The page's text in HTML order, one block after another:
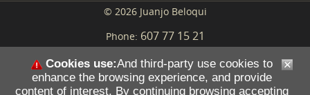
© 2026 Juanjo Beloqui
Phone: 607 77 15 21
Web Design
Cookies use:And third-party use cookies to
enhance the browsing experience, and provide
content of interest. By continuing browsing accepting